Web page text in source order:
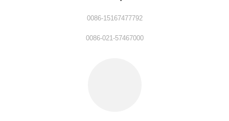
0086-15167477792
0086-021-57467000